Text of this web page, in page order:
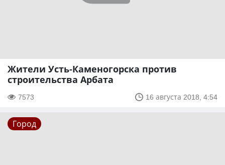
Жители Усть-Каменогорска против
строительства Арбата
7573 16 августа 2018, 4:54
Город